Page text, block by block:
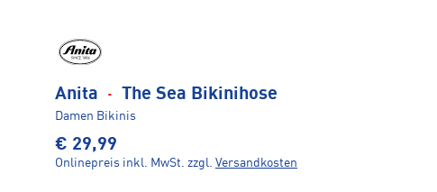
Anita · The Sea Bikinihose
Damen Bikinis
€ 29,99
Onlinepreis inkl. MwSt. zzgl. Versandkosten